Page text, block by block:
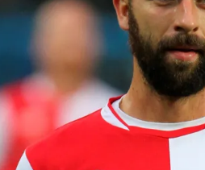
Curling
Florbal
Golf